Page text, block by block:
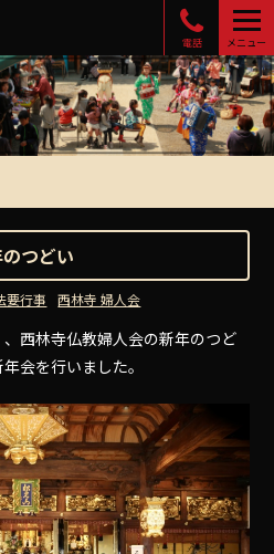
電話 メニュー
つどい
要行事 西林寺 婦人会
西林寺仏教婦人会の新年のつど
会を行いました。